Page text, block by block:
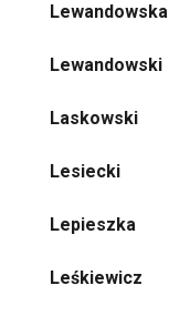
Lewandowska
Lewandowski
Laskowski
Lesiecki
Lepieszka
Leśkiewicz